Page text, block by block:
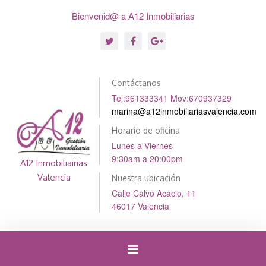
Bienvenid@ a A12 Inmobiliarias
A12 Inmobiliairias
Valencia
Contáctanos
Tel:961333341 Mov:670937329
marina@a12inmobiliariasvalencia.com
Horario de oficina
Lunes a Viernes
9:30am a 20:00pm
Nuestra ubicación
Calle Calvo Acacio, 11
46017 Valencia
Cambiar